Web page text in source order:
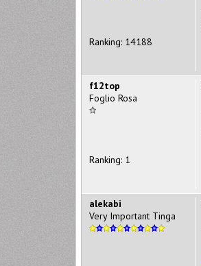
Ranking: 14188
f12top
Foglio Rosa
Ranking: 1
alekabi
Very Important Tinga